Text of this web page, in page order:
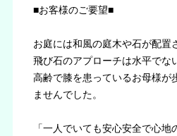
■お客様のご要望■
お庭には和風の庭木や石が配置
飛び石のアプローチは水平でな
高齢で膝を患っているお母様が
ませんでした。
「一人でいても安心安全で心